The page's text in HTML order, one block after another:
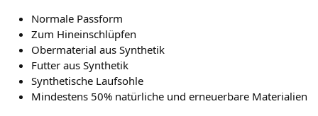
Normale Passform
Zum Hineinschlüpfen
Obermaterial aus Synthetik
Futter aus Synthetik
Synthetische Laufsohle
Mindestens 50% natürliche und erneuerbare Materialien